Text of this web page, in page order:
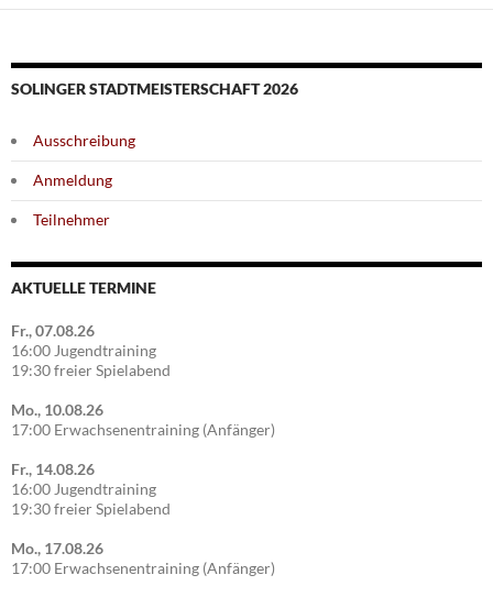
SOLINGER STADTMEISTERSCHAFT 2026
Ausschreibung
Anmeldung
Teilnehmer
AKTUELLE TERMINE
Fr., 07.08.26
16:00 Jugendtraining
19:30 freier Spielabend
Mo., 10.08.26
17:00 Erwachsenentraining (Anfänger)
Fr., 14.08.26
16:00 Jugendtraining
19:30 freier Spielabend
Mo., 17.08.26
17:00 Erwachsenentraining (Anfänger)